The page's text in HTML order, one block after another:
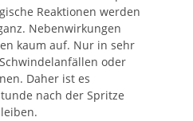
Reaktionen werden
Nebenwirkungen
kaum auf. Nur in sehr
oder
Daher ist es
nach der Spritze